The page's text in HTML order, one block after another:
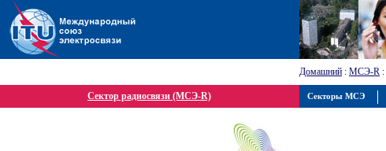
Домашний : МСЭ-R :
Сектор радиосвязи (МСЭ-R) Секторы МСЭ